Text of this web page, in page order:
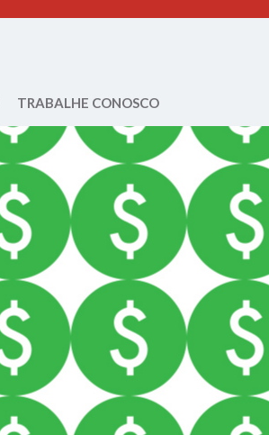
TRABALHE CONOSCO